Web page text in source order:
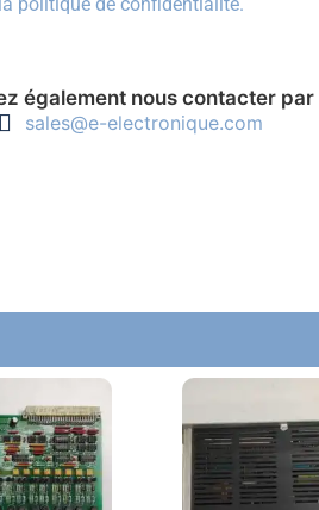
également nous contacter par
sales@e-electronique.com